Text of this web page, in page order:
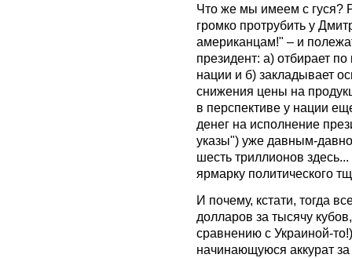
Что же мы имеем с гуся?
громко протрубить у
американцам!" – и
президент: а) отбирает
нации и б) закладывает
снижения цены на
в перспективе у нации
денег на исполнение
указы") уже давным-
шесть триллионов
ярмарку политического
И почему, кстати, тогда
долларов за тысячу
сравнению с Украиной-
начинающуюся аккурат